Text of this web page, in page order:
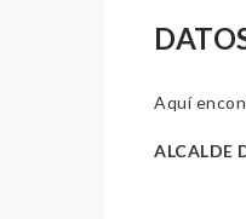
Aquí
ALCALDE